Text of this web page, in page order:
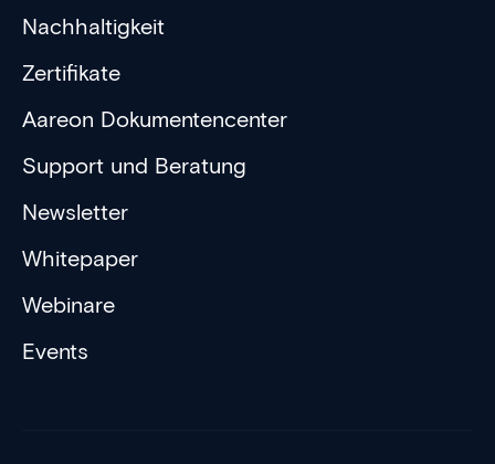
Nachhaltigkeit
Zertifikate
Aareon Dokumentencenter
Support und Beratung
Newsletter
Whitepaper
Webinare
Events